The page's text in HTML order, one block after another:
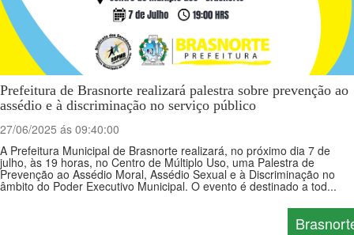
Prefeitura de Brasnorte realizará palestra sobre prevenção ao
assédio e à discriminação no serviço público
27/06/2025 ás 09:40:00
A Prefeitura Municipal de Brasnorte realizará, no próximo dia 7 de
julho, às 19 horas, no Centro de Múltiplo Uso, uma Palestra de
Prevenção ao Assédio Moral, Assédio Sexual e à Discriminação no
âmbito do Poder Executivo Municipal. O evento é destinado a tod...